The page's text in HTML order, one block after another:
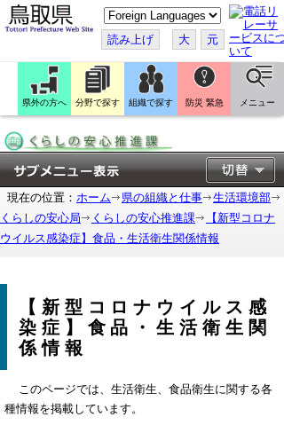
こ
の
ペ
ー
ジ
翻
訳
す
読み上げ 大 元
県外の方へ 分野で探す 組織で探す 防災 緊急 メニュー
現在の位置： ホーム 県の組織と仕事
生活環境部
くらしの安心局
くらしの安心推進課
【新型コロナ
ウイルス感染症】食品・生活衛生関係情報
【新型コロナウイルス感
染症】食品・生活衛生関
係情報
このページでは、生活衛生、食品衛生に関する各
種情報を掲載しています。